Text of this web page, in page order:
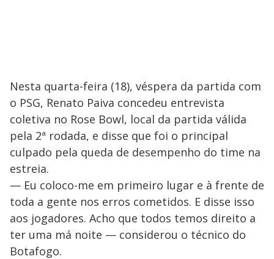
Nesta quarta-feira (18), véspera da partida com
o PSG, Renato Paiva concedeu entrevista
coletiva no Rose Bowl, local da partida válida
pela 2ª rodada, e disse que foi o principal
culpado pela queda de desempenho do time na
estreia.
— Eu coloco-me em primeiro lugar e à frente de
toda a gente nos erros cometidos. E disse isso
aos jogadores. Acho que todos temos direito a
ter uma má noite — considerou o técnico do
Botafogo.